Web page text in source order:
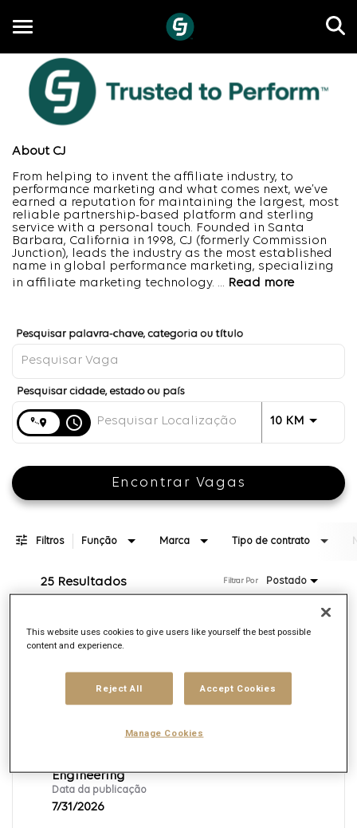
Toggle
PT
About CJ
From helping to invent the affiliate industry, to
performance marketing and what comes next, we’ve
earned a reputation for maintaining the largest, most
reliable partnership-based platform and sterling
service with a personal touch. Founded in Santa
Barbara, California in 1998, CJ (formerly Commission
Junction), leads the industry as the most established
name in global performance marketing, specializing
in affiliate marketing technology. ... Read more
access_time 10 KM
Encontrar Vagas
Filtros Função Marca Tipo de contrato
25 Resultados Postado
Filtrar Por
Software Engineer 2
Agoura Hills, California
Engineering
Data da publicação
7/31/2026
This website uses cookies to give users like yourself the best possible
content and experience.
Reject All Accept Cookies
Manage Cookies